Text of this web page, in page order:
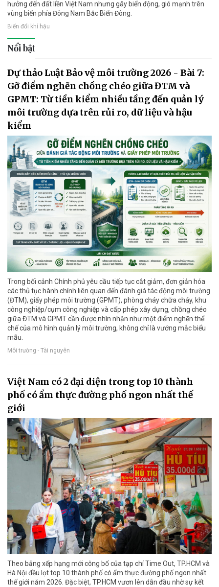
hưởng đến đất liền Việt Nam nhưng gây biển động, gió mạnh trên
vùng biển phía Đông Nam Bắc Biển Đông.
Biến đổi khí hậu
Nổi bật
Dự thảo Luật Bảo vệ môi trường 2026 - Bài 7:
Gỡ điểm nghẽn chồng chéo giữa ĐTM và
GPMT: Từ tiền kiểm nhiều tầng đến quản lý
môi trường dựa trên rủi ro, dữ liệu và hậu
kiểm
Trong bối cảnh Chính phủ yêu cầu tiếp tục cắt giảm, đơn giản hóa
các thủ tục hành chính liên quan đến đánh giá tác động môi trường
(ĐTM), giấy phép môi trường (GPMT), phòng cháy chữa cháy, khu
công nghiệp/cụm công nghiệp và cấp phép xây dựng, chồng chéo
giữa ĐTM và GPMT cần được nhìn nhận như một điểm nghẽn thể
chế của mô hình quản lý môi trường, không chỉ là vướng mắc biểu
mẫu.
Môi trường - Tài nguyên
Việt Nam có 2 đại diện trong top 10 thành
phố có ẩm thực đường phố ngon nhất thế
giới
Theo bảng xếp hạng mới công bố của tạp chí Time Out, TP.HCM và
Hà Nội đều lọt top 10 thành phố có ẩm thực đường phố ngon nhất
thế giới năm 2026. Đặc biệt, TP.HCM vươn lên dẫn đầu nhờ sự kết